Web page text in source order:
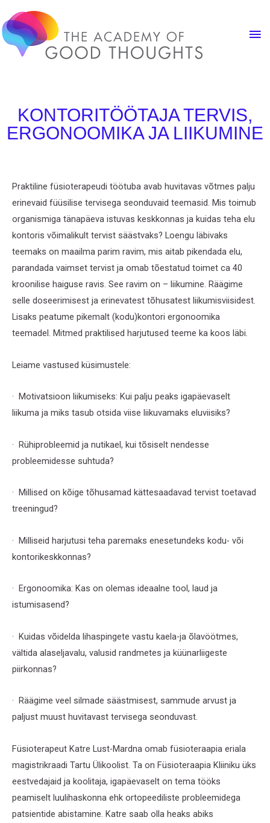
KONTORITÖÖTAJA TERVIS,
ERGONOOMIKA JA LIIKUMINE
Praktiline füsioterapeudi töötuba avab huvitavas võtmes palju
erinevaid füüsilise tervisega seonduvaid teemasid. Mis toimub
organismiga tänapäeva istuvas keskkonnas ja kuidas teha elu
kontoris võimalikult tervist säästvaks? Loengu läbivaks
teemaks on maailma parim ravim, mis aitab pikendada elu,
parandada vaimset tervist ja omab tõestatud toimet ca 40
kroonilise haiguse ravis. See ravim on – liikumine. Räägime
selle doseerimisest ja erinevatest tõhusatest liikumisviisidest.
Lisaks peatume pikemalt (kodu)kontori ergonoomika
teemadel. Mitmed praktilised harjutused teeme ka koos läbi.
Leiame vastused küsimustele:
· Motivatsioon liikumiseks: Kui palju peaks igapäevaselt
liikuma ja miks tasub otsida viise liikuvamaks eluviisiks?
· Rühiprobleemid ja nutikael, kui tõsiselt nendesse
probleemidesse suhtuda?
· Millised on kõige tõhusamad kättesaadavad tervist toetavad
treeningud?
· Milliseid harjutusi teha paremaks enesetundeks kodu- või
kontorikeskkonnas?
· Ergonoomika: Kas on olemas ideaalne tool, laud ja
istumisasend?
· Kuidas võidelda lihaspingete vastu kaela-ja õlavöötmes,
vältida alaseljavalu, valusid randmetes ja küünarliigeste
piirkonnas?
· Räägime veel silmade säästmisest, sammude arvust ja
paljust muust huvitavast tervisega seonduvast.
Füsioterapeut Katre Lust-Mardna omab füsioteraapia eriala
magistrikraadi Tartu Ülikoolist. Ta on Füsioteraapia Kliiniku üks
eestvedajaid ja koolitaja, igapäevaselt on tema tööks
peamiselt luulihaskonna ehk ortopeediliste probleemidega
patsientide abistamine. Katre saab olla heaks abiks